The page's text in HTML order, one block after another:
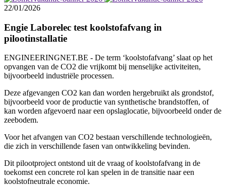
22/01/2026
Engie Laborelec test koolstofafvang in
pilootinstallatie
ENGINEERINGNET.BE - De term ‘koolstofafvang’ slaat op het
opvangen van de CO2 die vrijkomt bij menselijke activiteiten,
bijvoorbeeld industriële processen.
Deze afgevangen CO2 kan dan worden hergebruikt als grondstof,
bijvoorbeeld voor de productie van synthetische brandstoffen, of
kan worden afgevoerd naar een opslaglocatie, bijvoorbeeld onder de
zeebodem.
Voor het afvangen van CO2 bestaan verschillende technologieën,
die zich in verschillende fasen van ontwikkeling bevinden.
Dit pilootproject ontstond uit de vraag of koolstofafvang in de
toekomst een concrete rol kan spelen in de transitie naar een
koolstofneutrale economie.